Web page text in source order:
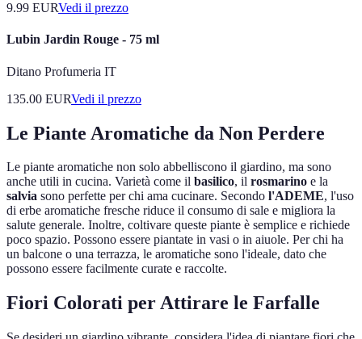
9.99 EURVedi il prezzo
Lubin Jardin Rouge - 75 ml
Ditano Profumeria IT
135.00 EURVedi il prezzo
Le Piante Aromatiche da Non Perdere
Le piante aromatiche non solo abbelliscono il giardino, ma sono
anche utili in cucina. Varietà come il basilico, il rosmarino e la
salvia sono perfette per chi ama cucinare. Secondo l'ADEME, l'uso
di erbe aromatiche fresche riduce il consumo di sale e migliora la
salute generale. Inoltre, coltivare queste piante è semplice e richiede
poco spazio. Possono essere piantate in vasi o in aiuole. Per chi ha
un balcone o una terrazza, le aromatiche sono l'ideale, dato che
possono essere facilmente curate e raccolte.
Fiori Colorati per Attirare le Farfalle